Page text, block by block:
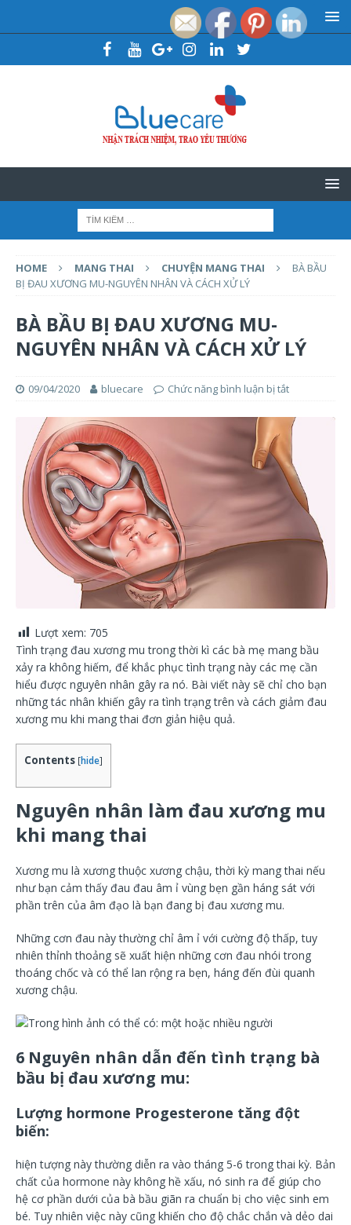
HOME MANG THAI CHUYỆN MANG THAI
BÀ BẦU
BỊ ĐAU XƯƠNG MU-NGUYÊN NHÂN VÀ CÁCH XỬ LÝ
BÀ BẦU BỊ ĐAU XƯƠNG MU-
NGUYÊN NHÂN VÀ CÁCH XỬ LÝ
09/04/2020 bluecare Chức năng bình luận bị tắt
Lượt xem: 705
Tình trạng đau xương mu trong thời kì các bà mẹ mang bầu
xảy ra không hiếm, để khắc phục tình trạng này các mẹ cần
hiểu được nguyên nhân gây ra nó. Bài viết này sẽ chỉ cho bạn
những tác nhân khiến gây ra tình trạng trên và cách giảm đau
xương mu khi mang thai đơn giản hiệu quả.
Contents [hide]
Nguyên nhân làm đau xương mu
khi mang thai
Xương mu là xương thuộc xương chậu, thời kỳ mang thai nếu
như bạn cảm thấy đau đau âm ỉ vùng bẹn gần háng sát với
phần trên của âm đạo là bạn đang bị đau xương mu.
Những cơn đau này thường chỉ âm ỉ với cường độ thấp, tuy
nhiên thỉnh thoảng sẽ xuất hiện những cơn đau nhói trong
thoáng chốc và có thể lan rộng ra bẹn, háng đến đùi quanh
xương chậu.
6 Nguyên nhân dẫn đến tình trạng bà
bầu bị đau xương mu:
Lượng hormone Progesterone tăng đột
biến:
hiện tượng này thường diễn ra vào tháng 5-6 trong thai kỳ. Bản
chất của hormone này không hề xấu, nó sinh ra để giúp cho
hệ cơ phần dưới của bà bầu giãn ra chuẩn bị cho việc sinh em
bé. Tuy nhiên việc này cũng khiến cho độ chắc chắn và dẻo dai